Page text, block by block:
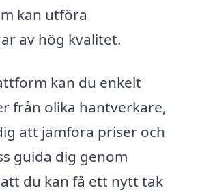
kan utföra
av hög kvalitet.
kan du enkelt
från olika hantverkare,
att jämföra priser och
guida dig genom
du kan få ett nytt tak